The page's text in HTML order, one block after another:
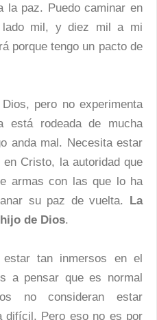
la paz. Puedo caminar en
mil, y diez mil a mi
porque tengo un pacto de
pero no experimenta
rodeada de mucha
anda mal. Necesita estar
Cristo, la autoridad que
armas con las que lo ha
su paz de vuelta. La
de Dios.
estar tan inmersos en el
a pensar que es normal
no consideran estar
difícil. Pero eso no es por